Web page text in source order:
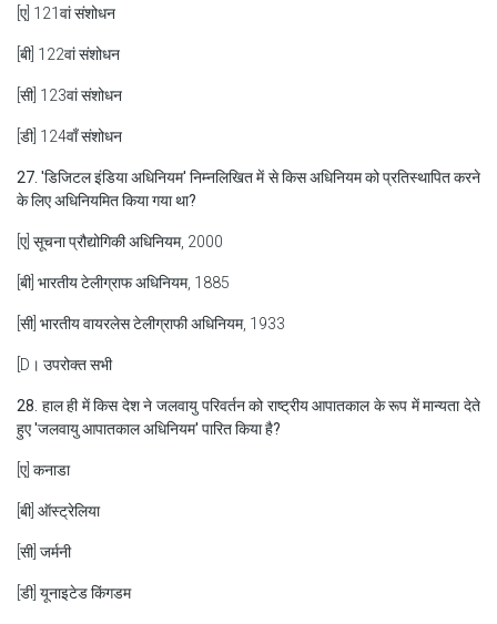
[ए] 121वां संशोधन
[बी] 122वां संशोधन
[सी] 123वां संशोधन
[डी] 124वाँ संशोधन
27. 'डिजिटल इंडिया अधिनियम' निम्नलिखित में से किस अधिनियम को प्रतिस्थापित करने
के लिए अधिनियमित किया गया था?
[ए] सूचना प्रौद्योगिकी अधिनियम, 2000
[बी] भारतीय टेलीग्राफ अधिनियम, 1885
[सी] भारतीय वायरलेस टेलीग्राफी अधिनियम, 1933
[D। उपरोक्त सभी
28. हाल ही में किस देश ने जलवायु परिवर्तन को राष्ट्रीय आपातकाल के रूप में मान्यता देते
हुए 'जलवायु आपातकाल अधिनियम' पारित किया है?
[ए] कनाडा
[बी] ऑस्ट्रेलिया
[सी] जर्मनी
[डी] यूनाइटेड किंगडम